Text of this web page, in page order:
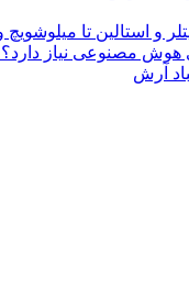
و استالین تا
هوش مصنوعی نیاز
آرش